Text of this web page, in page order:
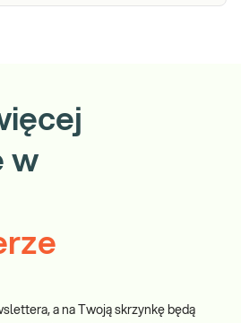
w
a na Twoją skrzynkę będą